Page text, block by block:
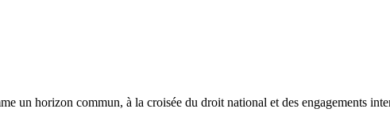
un horizon commun, à la croisée du droit national et des engagements